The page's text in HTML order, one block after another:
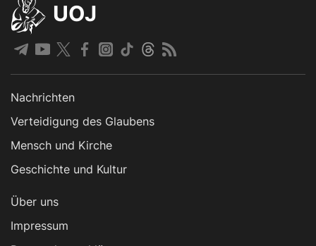
UOJ
Nachrichten
Verteidigung des Glaubens
Mensch und Kirche
Geschichte und Kultur
Über uns
Impressum